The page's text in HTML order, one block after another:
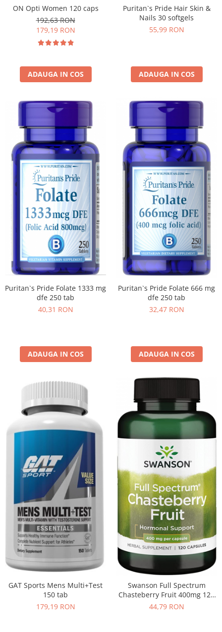
ON Opti Women 120 caps
192,63 RON
179,19 RON
ADAUGA IN COS
Puritan`s Pride Hair Skin &
Nails 30 softgels
55,99 RON
ADAUGA IN COS
Puritan`s Pride Folate 1333 mg
dfe 250 tab
40,31 RON
ADAUGA IN COS
Puritan`s Pride Folate 666 mg
dfe 250 tab
32,47 RON
ADAUGA IN COS
GAT Sports Mens Multi+Test
150 tab
179,19 RON
Swanson Full Spectrum
Chasteberry Fruit 400mg 120
caps
44,79 RON